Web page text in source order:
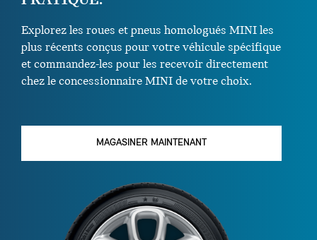
Explorez les roues et pneus homologués MINI les
plus récents conçus pour votre véhicule spécifique
et commandez-les pour les recevoir directement
chez le concessionnaire MINI de votre choix.
MAGASINER MAINTENANT